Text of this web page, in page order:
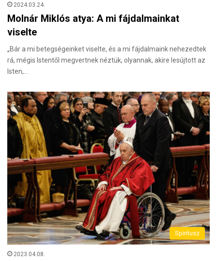
2024.03.24.
Molnár Miklós atya: A mi fájdalmainkat
viselte
„Bár a mi betegségeinket viselte, és a mi fájdalmaink nehezedtek
rá, mégis Istentől megvertnek néztük, olyannak, akire lesújtott az
Isten,…
Spiritusz
2023.04.08.